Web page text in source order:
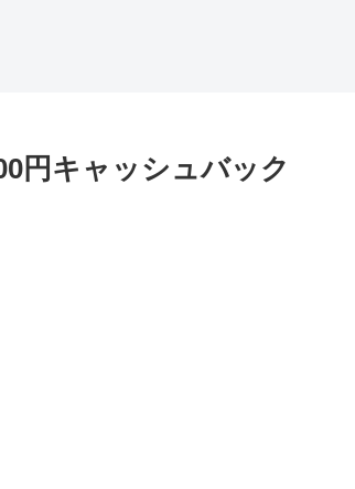
円キャッシュバック